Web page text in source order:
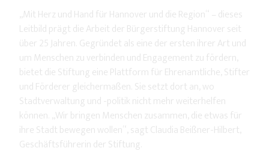
„Mit Herz und Hand für Hannover und die Region“ – dieses
Leitbild prägt die Arbeit der Bürgerstiftung Hannover seit
über 25 Jahren. Gegründet als eine der ersten ihrer Art und
um Menschen zu verbinden und Engagement zu fördern,
bietet die Stiftung eine Plattform für Ehrenamtliche, Stifter
und Förderer gleichermaßen. Sie setzt dort an, wo
Stadtverwaltung und -politik nicht mehr weiterhelfen
können. „Wir bringen Menschen zusammen, die etwas für
ihre Stadt bewegen wollen“, sagt Claudia Beißner-Hilbert,
Geschäftsführerin der Stiftung.